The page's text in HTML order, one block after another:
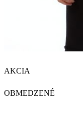
AKCIA
OBMEDZENÉ